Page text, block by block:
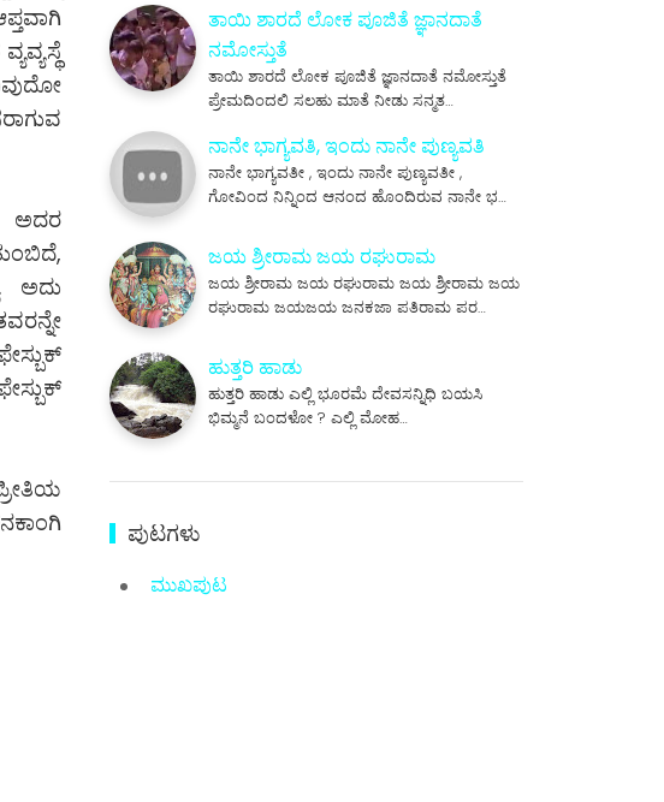
ಅದರ
ಅದು
ತಾಯಿ ಶಾರದೆ ಲೋಕ ಪೂಜಿತೆ ಜ್ಞಾನದಾತೆ
ನಮೋಸ್ತುತೆ
ತಾಯಿ ಶಾರದೆ ಲೋಕ ಪೂಜಿತೆ ಜ್ಞಾನದಾತೆ ನಮೋಸ್ತುತೆ
ಪ್ರೇಮದಿಂದಲಿ ಸಲಹು ಮಾತೆ ನೀಡು ಸನ್ಮತ…
ನಾನೇ ಭಾಗ್ಯವತಿ, ಇಂದು ನಾನೇ ಪುಣ್ಯವತಿ
ನಾನೇ ಭಾಗ್ಯವತೀ , ಇಂದು ನಾನೇ ಪುಣ್ಯವತೀ ,
ಗೋವಿಂದ ನಿನ್ನಿಂದ ಆನಂದ ಹೊಂದಿರುವ ನಾನೇ ಭ…
ಜಯ ಶ್ರೀರಾಮ ಜಯ ರಘುರಾಮ
ಜಯ ಶ್ರೀರಾಮ ಜಯ ರಘುರಾಮ ಜಯ ಶ್ರೀರಾಮ ಜಯ
ರಘುರಾಮ ಜಯಜಯ ಜನಕಜಾ ಪತಿರಾಮ ಪರ…
ಹುತ್ತರಿ ಹಾಡು
ಹುತ್ತರಿ ಹಾಡು ಎಲ್ಲಿ ಭೂರಮೆ ದೇವಸನ್ನಿಧಿ ಬಯಸಿ
ಭಿಮ್ಮನೆ ಬಂದಳೋ ? ಎಲ್ಲಿ ಮೋಹ…
ಪುಟಗಳು
ಮುಖಪುಟ